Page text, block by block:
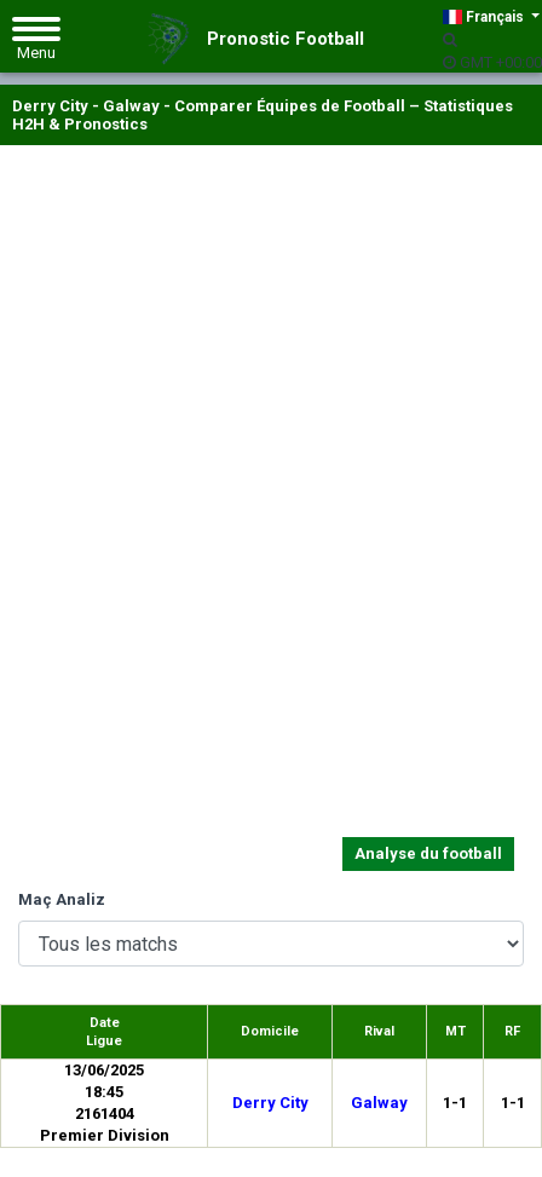
Français
GMT +00:00
Pronostic Football
Derry City - Galway - Comparer Équipes de Football – Statistiques
H2H & Pronostics
Analyse du football
Maç Analiz
Date
Ligue
Domicile Rival MT RF
13/06/2025
18:45
2161404
Premier Division
Derry City Galway 1-1 1-1